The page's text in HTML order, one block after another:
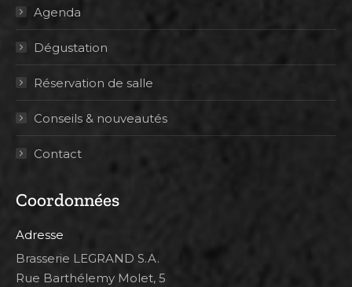
Agenda
Dégustation
Réservation de salle
Conseils & nouveautés
Contact
Coordonnées
Adresse
Brasserie LEGRAND S.A.
Rue Barthélemy Molet, 5